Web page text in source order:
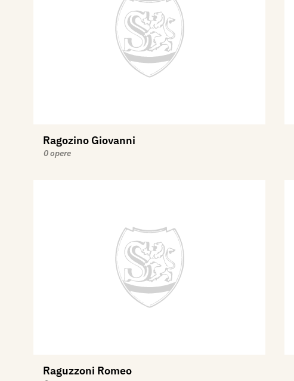
Ragozino Giovanni
0 opere
Raguzzoni Romeo